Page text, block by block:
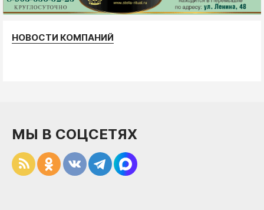
НОВОСТИ КОМПАНИЙ
МЫ В СОЦСЕТЯХ